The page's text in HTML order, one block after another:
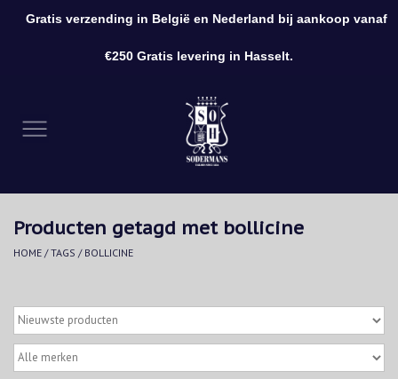
Kleding
Accessoires
Producten getagd met bollicine
HOME /TAGS / BOLLICINE
Gratis verzending in België en Nederland bij aankoop vanaf
€250 Gratis levering in Hasselt.